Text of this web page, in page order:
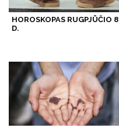
HOROSKOPAS RUGPJŪČIO 8
D.